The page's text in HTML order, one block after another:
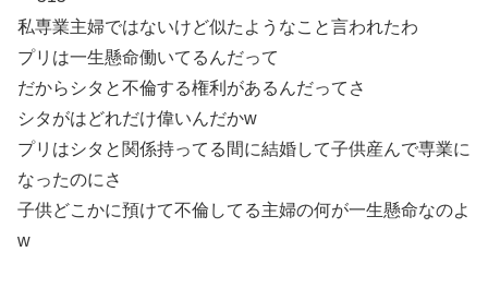
私専業主婦ではないけど似たようなこと言われたわ
プリは一生懸命働いてるんだって
だからシタと不倫する権利があるんだってさ
シタがはどれだけ偉いんだかw
プリはシタと関係持ってる間に結婚して子供産んで専業に
なったのにさ
子供どこかに預けて不倫してる主婦の何が一生懸命なのよ
w